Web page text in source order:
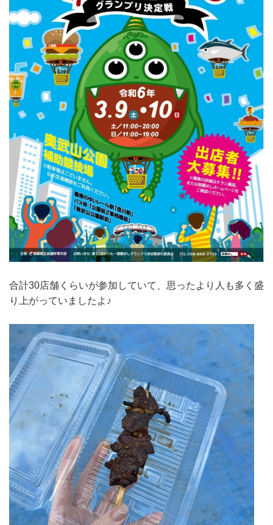
合計30店舗くらいが参加していて、思ったより人も多く盛
り上がっていましたよ♪